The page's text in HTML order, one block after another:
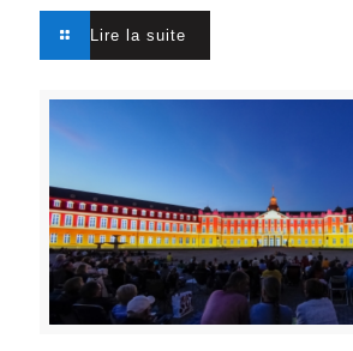
Lire la suite